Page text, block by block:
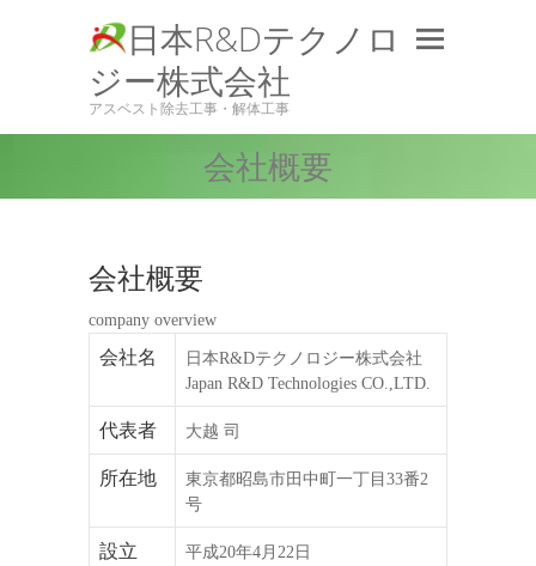
日本R&Dテクノロ
ジー株式会社
アスベスト除去工事・解体工事
会社概要
会社概要
company overview
会社名
日本R&Dテクノロジー株式会社
Japan R&D Technologies CO.,LTD.
代表者 大越 司
所在地
東京都昭島市田中町一丁目33番2
号
設立 平成20年4月22日